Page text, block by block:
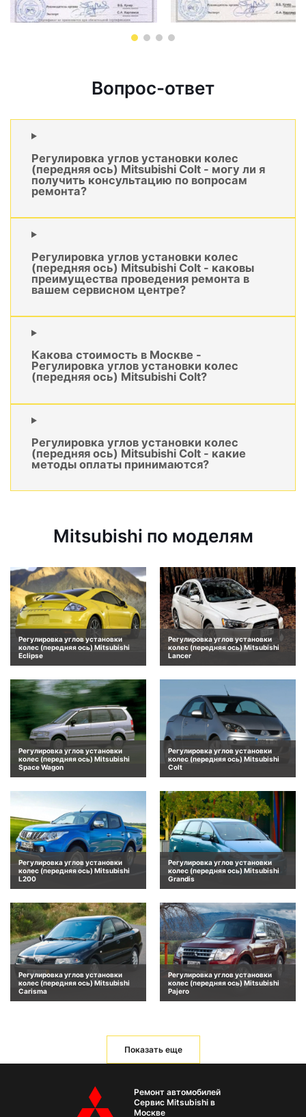
Вопрос-ответ
Регулировка углов установки колес
(передняя ось) Mitsubishi Colt - могу ли я
получить консультацию по вопросам
ремонта?
Регулировка углов установки колес
(передняя ось) Mitsubishi Colt - каковы
преимущества проведения ремонта в
вашем сервисном центре?
Какова стоимость в Москве -
Регулировка углов установки колес
(передняя ось) Mitsubishi Colt?
Регулировка углов установки колес
(передняя ось) Mitsubishi Colt - какие
методы оплаты принимаются?
Mitsubishi по моделям
Регулировка углов установки
колес (передняя ось) Mitsubishi
Eclipse
Регулировка углов установки
колес (передняя ось) Mitsubishi
Lancer
Регулировка углов установки
колес (передняя ось) Mitsubishi
Space Wagon
Регулировка углов установки
колес (передняя ось) Mitsubishi
Colt
Регулировка углов установки
колес (передняя ось) Mitsubishi
L200
Регулировка углов установки
колес (передняя ось) Mitsubishi
Grandis
Регулировка углов установки
колес (передняя ось) Mitsubishi
Carisma
Регулировка углов установки
колес (передняя ось) Mitsubishi
Pajero
Показать еще
Ремонт автомобилей
Сервис Mitsubishi в
Москве